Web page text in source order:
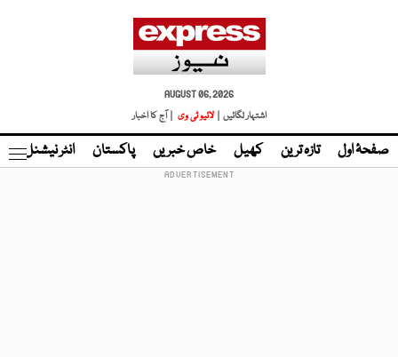
AUGUST 06, 2026
اشتہار لگائیں |
لائیو ٹی وی | آج کا اخبار
صفحۂ اول تازہ ترین کھیل خاص خبریں پاکستان انٹر نیشنل